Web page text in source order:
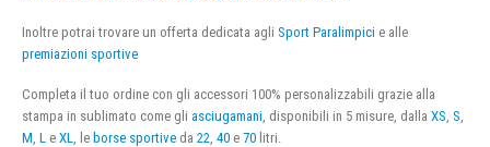
Inoltre potrai trovare un offerta dedicata agli Sport Paralimpici e alle
premiazioni sportive
Completa il tuo ordine con gli accessori 100% personalizzabili grazie alla
stampa in sublimato come gli asciugamani , disponibili in 5 misure, dalla XS S
M L e XL , le borse sportive da 22 40 e 70 litri.